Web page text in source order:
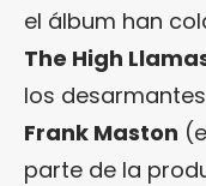
el álbum han
The High
los
Frank Maston
parte de la